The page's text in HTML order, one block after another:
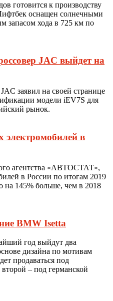
готовится к производству
оснащен солнечными
запасом хода в 725 км по
JAC выйдет на
заявил на своей странице
модели iEV7S для
рынок.
электромобилей в
агентства «АВТОСТАТ»,
в России по итогам 2019
на 145% больше, чем в 2018
BMW Isetta
год выйдут два
дизайна по мотивам
продаваться под
– под германской